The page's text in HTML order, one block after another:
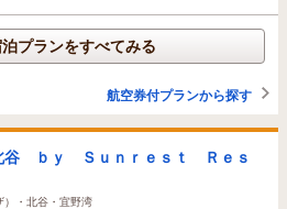
プランをすべてみる
航空券付プランから探す
谷 ｂｙ Ｓｕｎｒｅｓｔ Ｒｅｓ
）・北谷・宜野湾